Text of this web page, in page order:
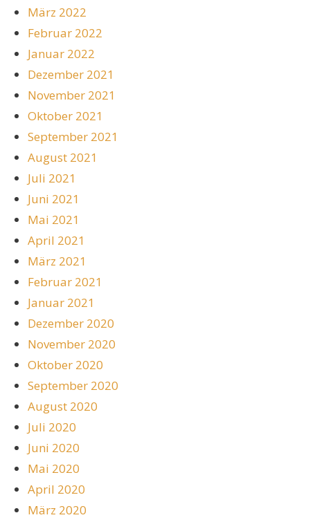
März 2022
Februar 2022
Januar 2022
Dezember 2021
November 2021
Oktober 2021
September 2021
August 2021
Juli 2021
Juni 2021
Mai 2021
April 2021
März 2021
Februar 2021
Januar 2021
Dezember 2020
November 2020
Oktober 2020
September 2020
August 2020
Juli 2020
Juni 2020
Mai 2020
April 2020
März 2020